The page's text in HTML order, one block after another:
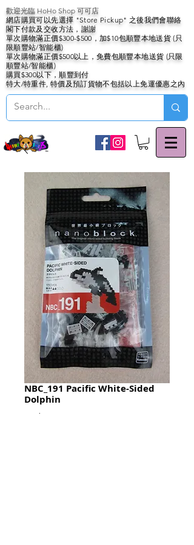
歡迎光臨 HoHo Shop 可可店
網店購買可以先選擇 "Store Pickup" 之後我們會聯絡
閣下付款及交收方法，謝謝
單次購物滿正價$300-$500，加$10包順豐本地送貨 (只
限順豐站/智能櫃)
單次購物滿正價$500以上，免費包順豐本地送貨 (只限
順豐站/智能櫃)
購買$300以下，順豐到付
特大/特重件, 特價及預訂貨物不包括以上免運優惠之內
NBC_191 Pacific White-Sided
Dolphin
HK$128.00